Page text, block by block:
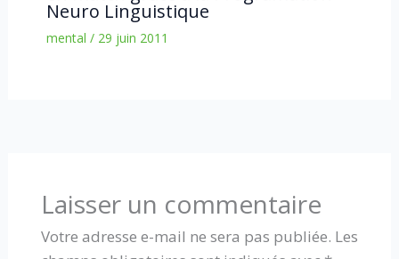
Neuro Linguistique
mental / 29 juin 2011
Laisser un commentaire
Votre adresse e-mail ne sera pas publiée. Les